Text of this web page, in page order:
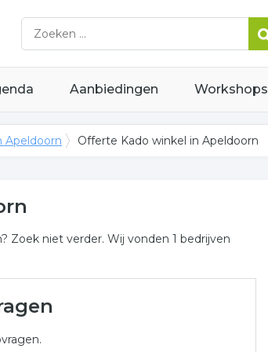
Aanbiedingen Workshops
Apeldoorn Offerte Kado winkel in Apeldoorn
Zoek niet verder. Wij vonden 1 bedrijven